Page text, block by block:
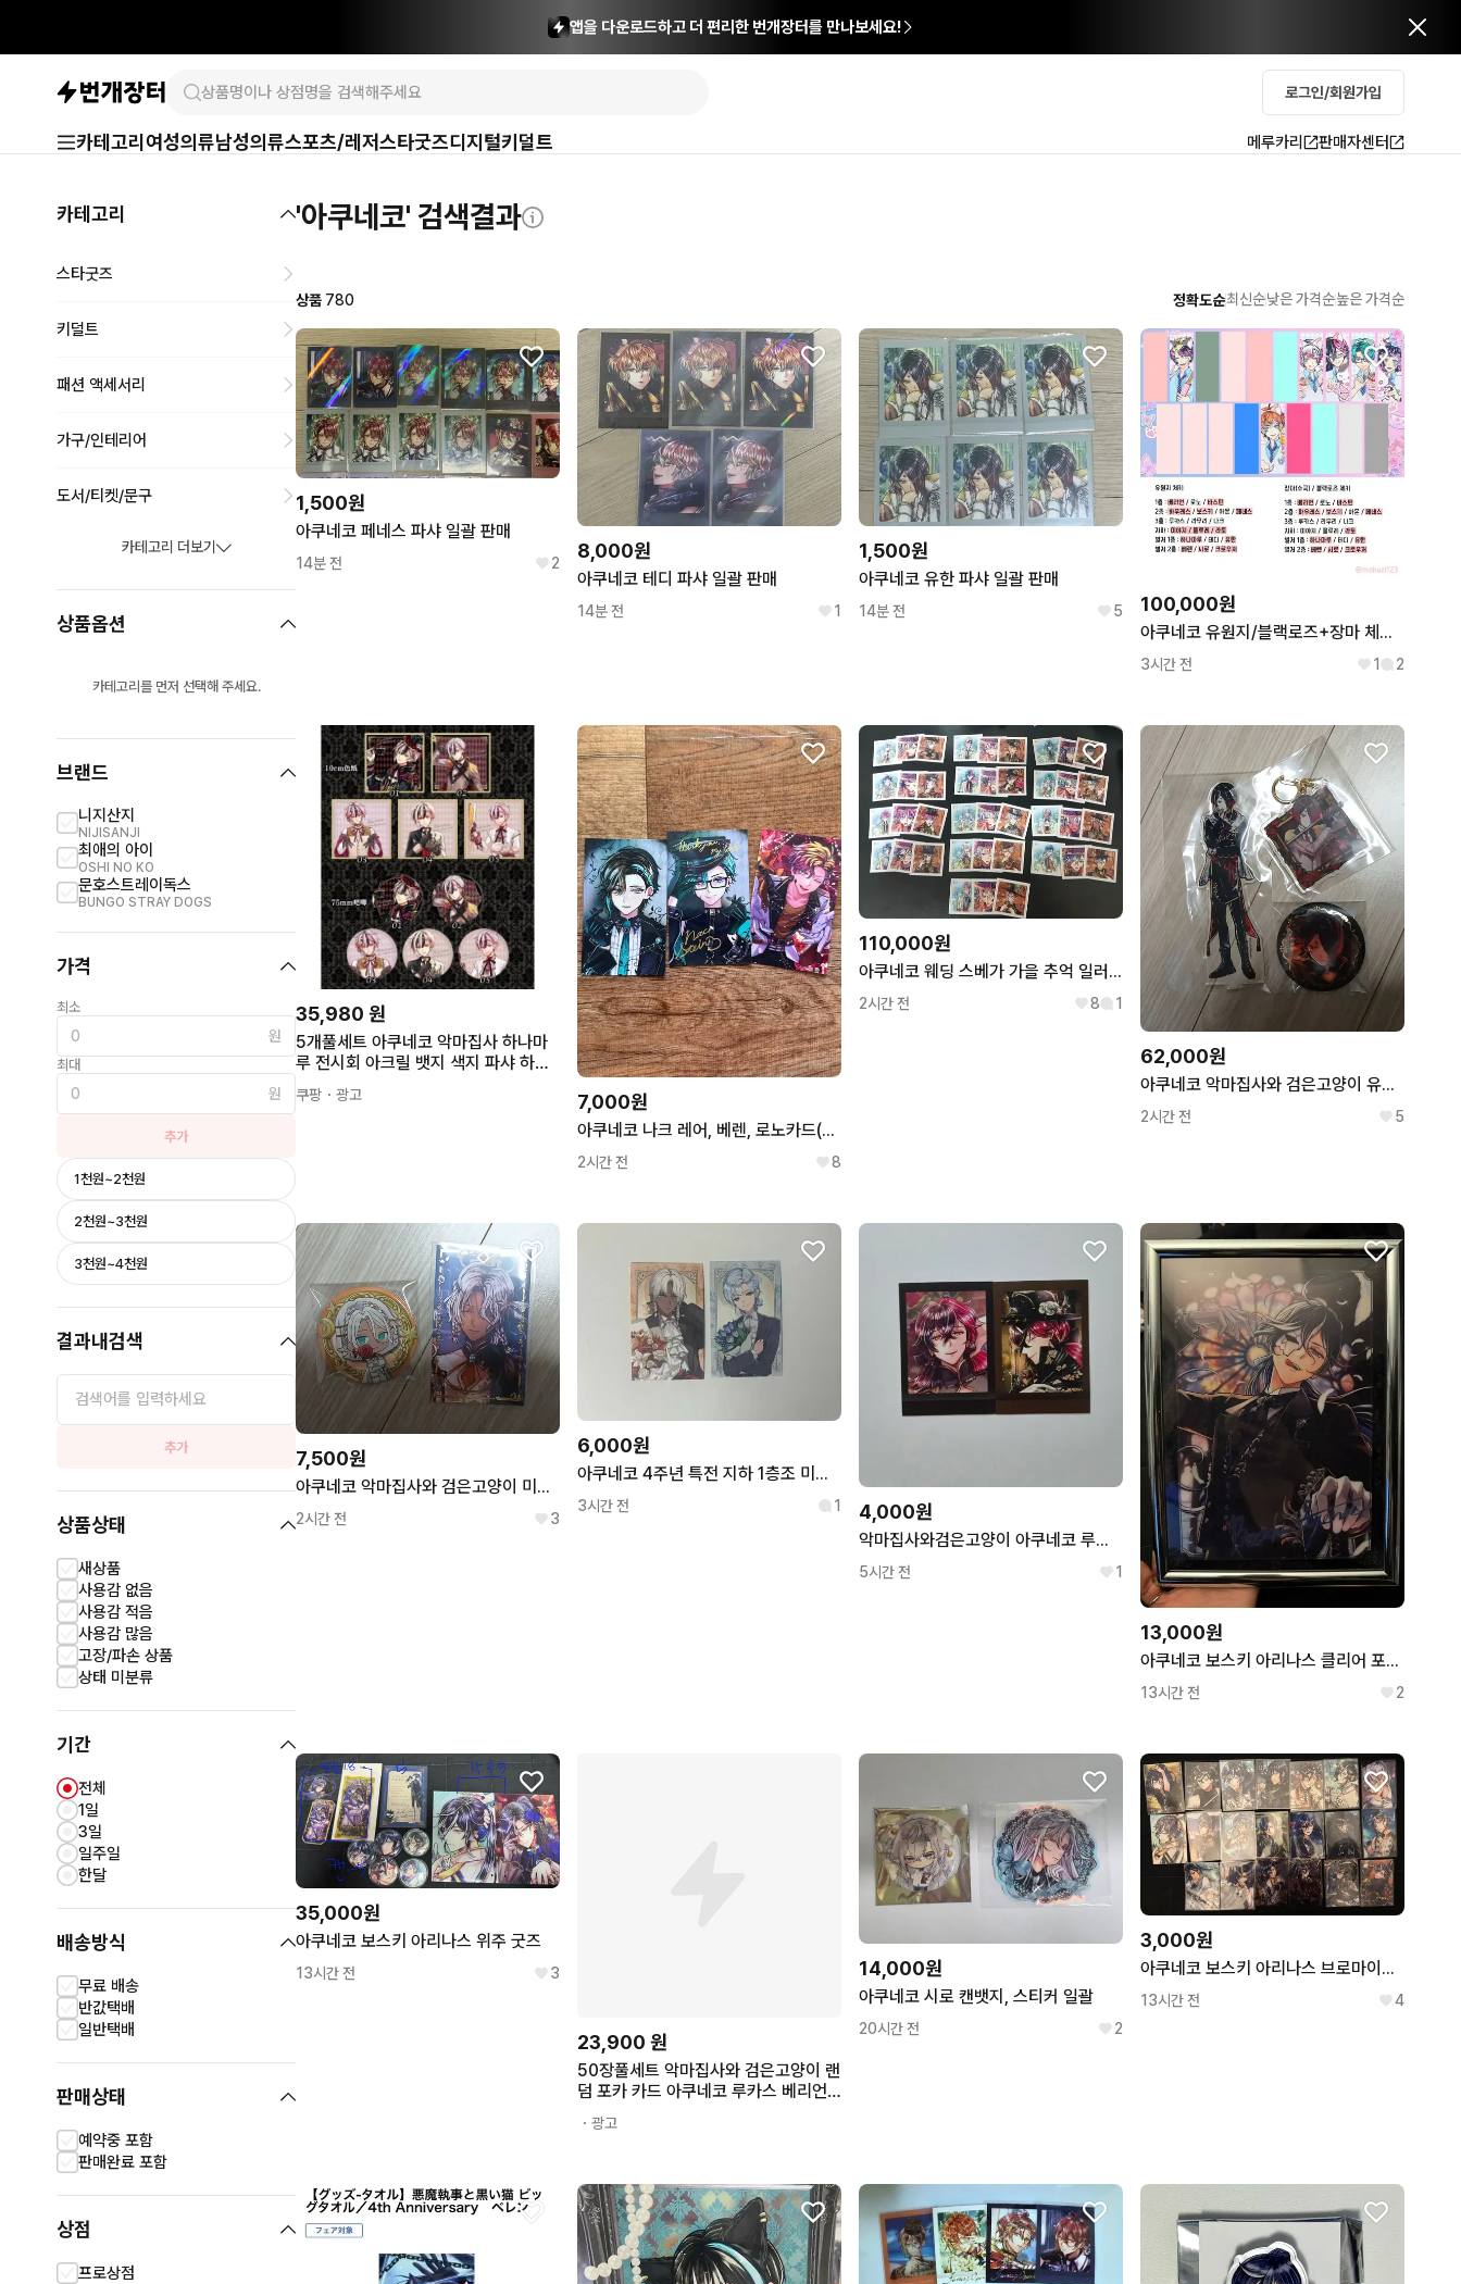
앱을 다운로드하고 더 편리한 번개장터를 만나보세요!
로그인/회원가입
카테고리 여성의류남성의류스포츠/레저스타굿즈디지털키덜트 메루카리 판매자센터
카테고리
스타굿즈
키덜트
패션 액세서리
가구/인테리어
도서/티켓/문구
카테고리 더보기
상품옵션
카테고리를 먼저 선택해 주세요.
브랜드
니지산지
NIJISANJI
최애의 아이
OSHI NO KO
문호스트레이독스
BUNGO STRAY DOGS
가격
최소
원
최대
원
추가
1천원~2천원
2천원~3천원
3천원~4천원
결과내검색
추가
상품상태
새상품
사용감 없음
사용감 적음
사용감 많음
고장/파손 상품
상태 미분류
기간
전체
1일
3일
일주일
한달
배송방식
무료 배송
반값택배
일반택배
판매상태
예약중 포함
판매완료 포함
상점
프로상점
'아쿠네코' 검색결과
상품 780 정확도순최신순낮은 가격순높은 가격순
1,500원
아쿠네코 페네스 파샤 일괄 판매
14분 전 2
8,000원
아쿠네코 테디 파샤 일괄 판매
14분 전 1
1,500원
아쿠네코 유한 파샤 일괄 판매
14분 전 5 100,000원
아쿠네코 유원지/블랙로즈+장마 체키공구
3시간 전 1 2
35,980 원
5개풀세트 아쿠네코 악마집사 하나마
루 전시회 아크릴 뱃지 색지 파샤 하우
레스 페네스 카드 엽서 캔뱃지 철뱃지
나이츠 라토 시노노메 유한 생일 베리
쿠팡 ・광고 7,000원
아쿠네코 나크 레어, 베렌, 로노카드(일괄)
2시간 전 8
110,000원
아쿠네코 웨딩 스베가 가을 추억 일러 올클 일괄
2시간 전 8 1
62,000원
아쿠네코 악마집사와 검은고양이 유한 아크릴 스탠드 키링 캔뱃지 일괄
2시간 전 5
7,500원
아쿠네코 악마집사와 검은고양이 미야지 sd캔뱃지 바토코레 일괄
2시간 전 3
6,000원
아쿠네코 4주년 특전 지하 1층조 미야지 플루레 일괄
3시간 전 1 4,000원
악마집사와검은고양이 아쿠네코 루카스 파샤코레 일괄
5시간 전 1
13,000원
아쿠네코 보스키 아리나스 클리어 포스터
13시간 전 2
35,000원
아쿠네코 보스키 아리나스 위주 굿즈
13시간 전 3
23,900 원
50장풀세트 악마집사와 검은고양이 랜
덤 포카 카드 아쿠네코 루카스 베리언
폴라로이드 엽서 일러스트 파샤 굿즈
・광고
14,000원
아쿠네코 시로 캔뱃지, 스티커 일괄
20시간 전 2
3,000원
아쿠네코 보스키 아리나스 브로마이드 포토카드
13시간 전 4